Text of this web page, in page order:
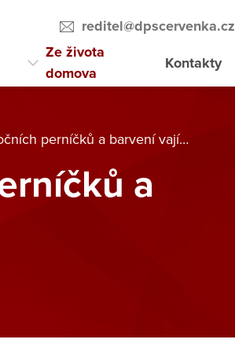
reditel@dpscervenka.cz
Ze života
domova
Kontakty
perníčků a barvení vajíček 🐣🌸
a